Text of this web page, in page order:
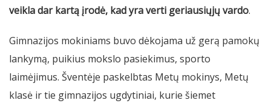
veikla dar kartą įrodė, kad yra verti geriausiųjų vardo.
Gimnazijos mokiniams buvo dėkojama už gerą pamokų
lankymą, puikius mokslo pasiekimus, sporto
laimėjimus. Šventėje paskelbtas Metų mokinys, Metų
klasė ir tie gimnazijos ugdytiniai, kurie šiemet